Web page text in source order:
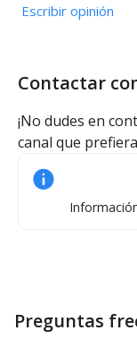
Escribir opinión
Contactar
¡No dudes en
canal que
Preguntas